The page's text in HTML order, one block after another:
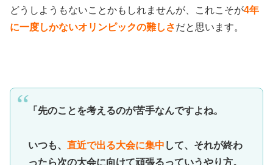
どうしようもないことかもしれませんが、これこそが4年
に一度しかないオリンピックの難しさだと思います。
「先のことを考えるのが苦手なんですよね。
いつも、 直近で出る大会に集中 して、それが終わ
ったら次の大会に向けて頑張るっていうやり方。